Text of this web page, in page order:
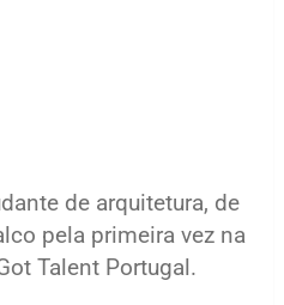
de arquitetura, de
pela primeira vez na
Talent Portugal.